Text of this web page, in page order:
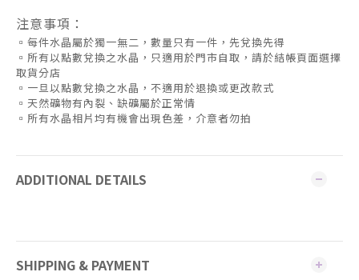
注意事項：
▫️每件水晶屬於獨一無二，數量只有一件，先兌換先得
▫️所有以點數兌換之水晶，只適用於門市自取，請於結帳頁面選擇
取貨分店
▫️一旦以點數兌換之水晶，不適用於退換或更改款式
▫️天然礦物有內裂、缺礦屬於正常情
▫️所有水晶相片均有機會出現色差，介意者勿拍
ADDITIONAL DETAILS
SHIPPING & PAYMENT